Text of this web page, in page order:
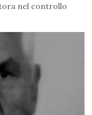
nel controllo